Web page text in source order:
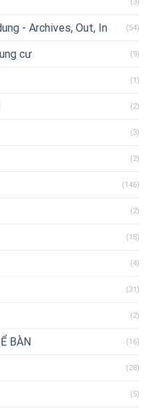
(3)
- Archives, Out, In (54)
cư (9)
(1)
(2)
(3)
(2)
(146)
(2)
(18)
(4)
(31)
(2)
BÀN (16)
(28)
(5)